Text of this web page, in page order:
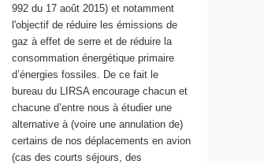
992 du 17 août 2015) et notamment
l'objectif de réduire les émissions de
gaz à effet de serre et de réduire la
consommation énergétique primaire
d’énergies fossiles. De ce fait le
bureau du LIRSA encourage chacun et
chacune d’entre nous à étudier une
alternative à (voire une annulation de)
certains de nos déplacements en avion
(cas des courts séjours, des